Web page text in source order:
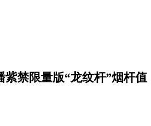
紫禁限量版“龙纹杆”烟杆值